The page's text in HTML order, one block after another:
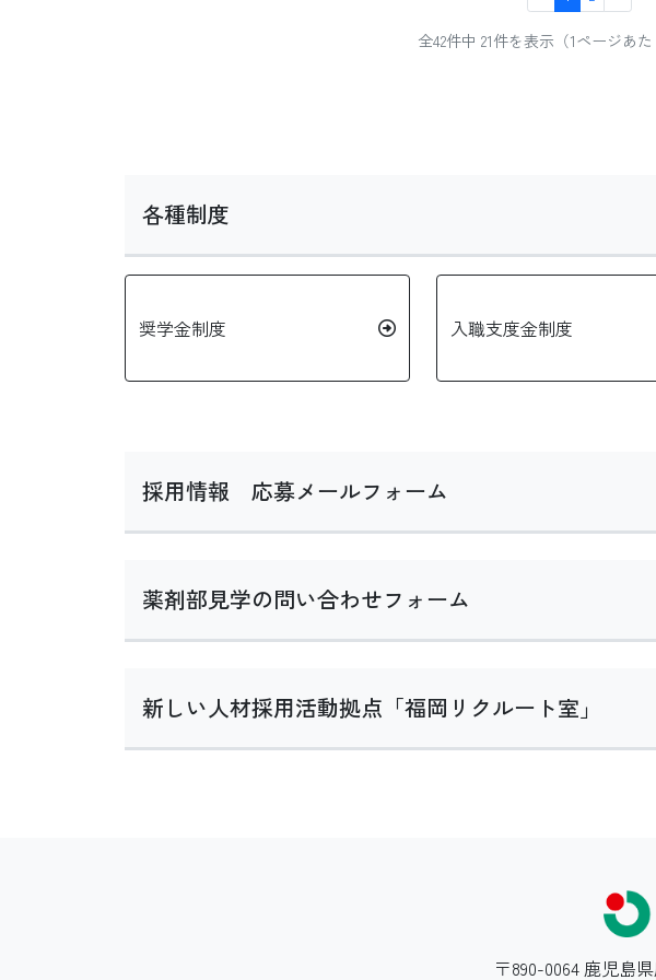
全42件中 21件を表示（1ページあた
各種制度
奨学金制度 入職支度金制度
採用情報 応募メールフォーム
薬剤部見学の問い合わせフォーム
新しい人材採用活動拠点「福岡リクルート室」
〒890-0064 鹿児島